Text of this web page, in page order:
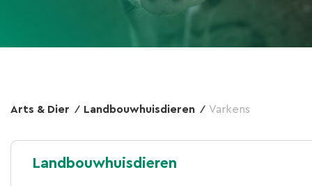
Arts & Dier Landbouwhuisdieren Varkens
Landbouwhuisdieren